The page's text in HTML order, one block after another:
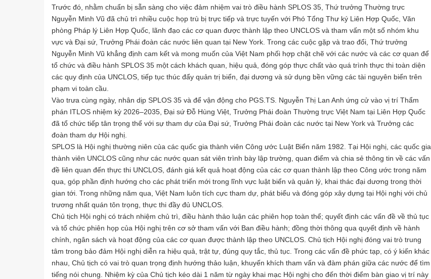
Trước đó, nhằm chuẩn bị sẵn sàng cho việc đảm nhiệm vai trò điều hành SPLOS 35, Thứ trưởng Thường trực
Nguyễn Minh Vũ đã chủ trì nhiều cuộc họp trù bị trực tiếp và trực tuyến với Phó Tổng Thư ký Liên Hợp Quốc, Văn
phòng Pháp lý Liên Hợp Quốc, lãnh đạo các cơ quan được thành lập theo UNCLOS và tham vấn một số nhóm khu
vực và Đại sứ, Trưởng Phái đoàn các nước liên quan tại New York. Trong các cuộc gặp và trao đổi, Thứ trưởng
Nguyễn Minh Vũ khẳng định cam kết và mong muốn của Việt Nam phối hợp chặt chẽ với các nước và các cơ quan để
tổ chức và điều hành SPLOS 35 một cách khách quan, hiệu quả, đóng góp thực chất vào quá trình thực thi toàn diện
các quy định của UNCLOS, tiếp tục thúc đẩy quản trị biển, đại dương và sử dụng bền vững các tài nguyên biển trên
phạm vi toàn cầu.
Vào trưa cùng ngày, nhân dịp SPLOS 35 và để vận động cho PGS.TS. Nguyễn Thị Lan Anh ứng cử vào vị trí Thẩm
phán ITLOS nhiệm kỳ 2026–2035, Đại sứ Đỗ Hùng Việt, Trưởng Phái đoàn Thường trực Việt Nam tại Liên Hợp Quốc
đã tổ chức tiếp tân trọng thể với sự tham dự của Đại sứ, Trưởng Phái đoàn các nước tại New York và Trưởng các
đoàn tham dự Hội nghị.
SPLOS là Hội nghị thường niên của các quốc gia thành viên Công ước Luật Biển năm 1982. Tại Hội nghị, các quốc gia
thành viên UNCLOS cũng như các nước quan sát viên trình bày lập trường, quan điểm và chia sẻ thông tin về các vấn
đề liên quan đến thực thi UNCLOS, đánh giá kết quả hoạt động của các cơ quan thành lập theo Công ước trong năm
qua, góp phần định hướng cho các phát triển mới trong lĩnh vực luật biển và quản lý, khai thác đại dương trong thời
gian tới. Trong những năm qua, Việt Nam luôn tích cực tham dự, phát biểu và đóng góp xây dựng tại Hội nghị với chủ
trương nhất quán tôn trọng, thực thi đầy đủ UNCLOS.
Chủ tịch Hội nghị có trách nhiệm chủ trì, điều hành thảo luận các phiên họp toàn thể; quyết định các vấn đề về thủ tục
và tổ chức phiên họp của Hội nghị trên cơ sở tham vấn với Ban điều hành; đồng thời thông qua quyết định về hành
chính, ngân sách và hoạt động của các cơ quan được thành lập theo UNCLOS. Chủ tịch Hội nghị đóng vai trò trung
tâm trong bảo đảm Hội nghị diễn ra hiệu quả, trật tự, đúng quy tắc, thủ tục. Trong các vấn đề phức tạp, có ý kiến khác
nhau, Chủ tịch có vai trò quan trọng định hướng thảo luận, khuyến khích tham vấn và đàm phán giữa các nước để tìm
tiếng nói chung. Nhiệm kỳ của Chủ tịch kéo dài 1 năm từ ngày khai mạc Hội nghị cho đến thời điểm bàn giao vị trí này